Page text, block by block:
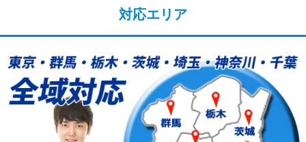
業)
給水管工事※（塩ビ管（VP・HI）使
用/3ｍまで)
33,000円
給水管工事※（塩ビ管（VP・HI）使
用（追加）/3ｍ超え)
+8,800円
対応エリア